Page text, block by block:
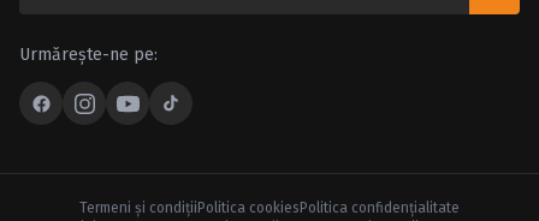
Urmărește-ne pe:
Termeni şi condiţii Politica cookies Politica confidenţialitate